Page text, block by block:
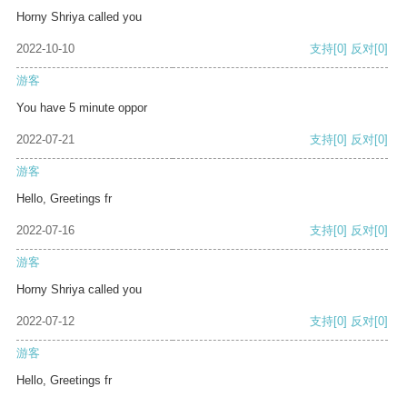
Horny Shriya called you
2022-10-10 支持[0] 反对[0]
游客
You have 5 minute oppor
2022-07-21 支持[0] 反对[0]
游客
Hello, Greetings fr
2022-07-16 支持[0] 反对[0]
游客
Horny Shriya called you
2022-07-12 支持[0] 反对[0]
游客
Hello, Greetings fr